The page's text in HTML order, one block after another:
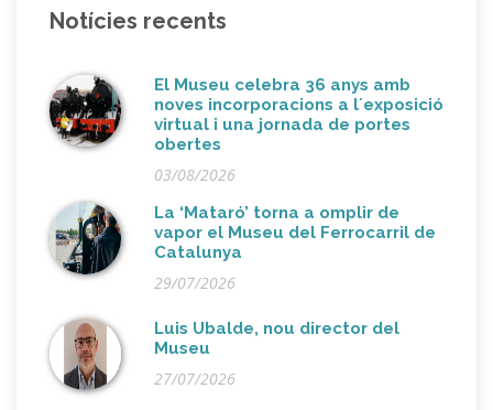
Notícies recents
El Museu celebra 36 anys amb
noves incorporacions a l´exposició
virtual i una jornada de portes
obertes
03/08/2026
La ‘Mataró’ torna a omplir de
vapor el Museu del Ferrocarril de
Catalunya
29/07/2026
Luis Ubalde, nou director del
Museu
27/07/2026